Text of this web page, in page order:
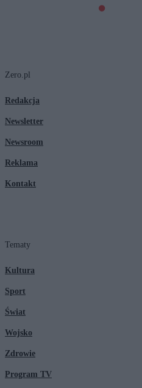
Zero.pl
Redakcja
Newsletter
Newsroom
Reklama
Kontakt
Tematy
Kultura
Sport
Świat
Wojsko
Zdrowie
Program TV